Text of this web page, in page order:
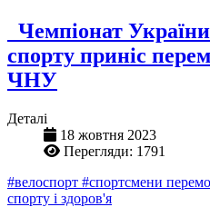
Чемпіонат
спорту приніс
ЧНУ
Деталі
18 жовтня 2023
Перегляди: 1791
#велоспорт #спортсмени
спорту і здоров'я